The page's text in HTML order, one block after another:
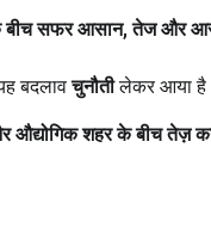
बीच सफर आसान,तेज और
बदलावचुनौतीलेकर आया
औद्योगिक शहर के बीच तेज़